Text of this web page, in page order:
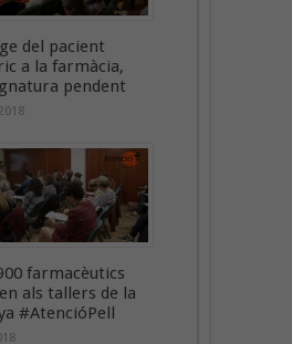
del pacient
a la farmàcia,
pendent
farmacèutics
als tallers de la
#AtencióPell